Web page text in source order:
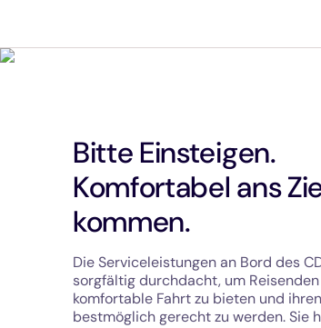
Bitte Einsteigen.
Komfortabel ans
kommen.
Die Serviceleistungen an Bord des
sorgfältig durchdacht, um
komfortable Fahrt zu bieten und
bestmöglich gerecht zu werden. Sie